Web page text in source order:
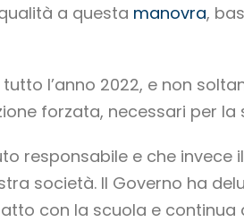
a questa manovra,
l’anno 2022, e non
forzata, necessari per la
responsabile e che invece
società. Il Governo ha
con la scuola e continua